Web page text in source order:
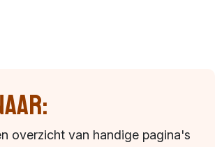
overzicht van handige pagina's